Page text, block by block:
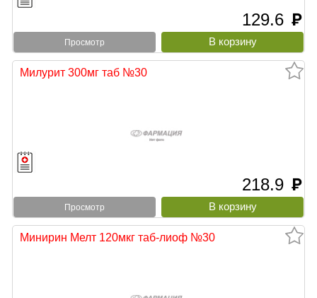
129.6 руб
Просмотр
Милурит 300мг таб №30
218.9 руб
Просмотр
Минирин Мелт 120мкг таб-лиоф №30